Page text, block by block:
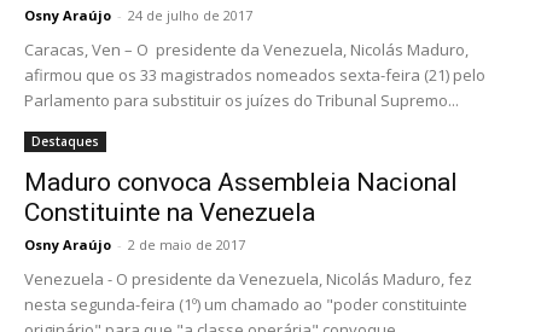
Osny Araújo - 24 de julho de 2017
Caracas, Ven – O presidente da Venezuela, Nicolás Maduro,
afirmou que os 33 magistrados nomeados sexta-feira (21) pelo
Parlamento para substituir os juízes do Tribunal Supremo...
Destaques
Maduro convoca Assembleia Nacional
Constituinte na Venezuela
Osny Araújo - 2 de maio de 2017
Venezuela - O presidente da Venezuela, Nicolás Maduro, fez
nesta segunda-feira (1º) um chamado ao "poder constituinte